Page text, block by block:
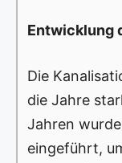
Entwicklung
Die
die Jahre
Jahren
eingeführt,